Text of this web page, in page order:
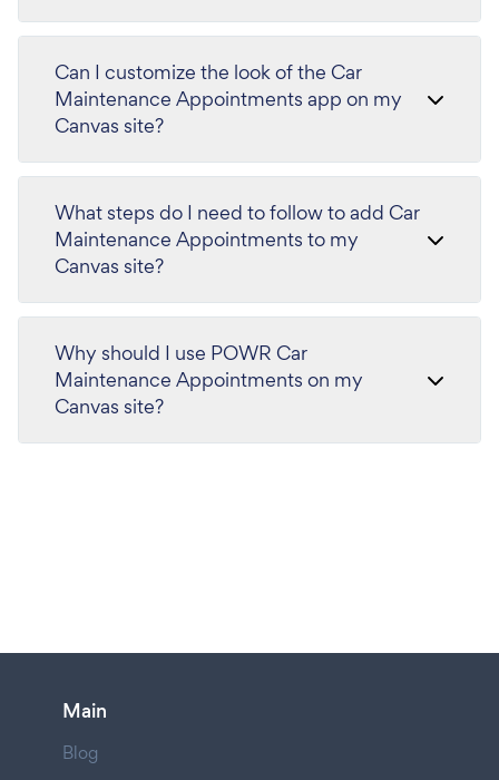
Can I customize the look of the Car
Maintenance Appointments app on my
Canvas site?
What steps do I need to follow to add Car
Maintenance Appointments to my
Canvas site?
Why should I use POWR Car
Maintenance Appointments on my
Canvas site?
Main
Blog